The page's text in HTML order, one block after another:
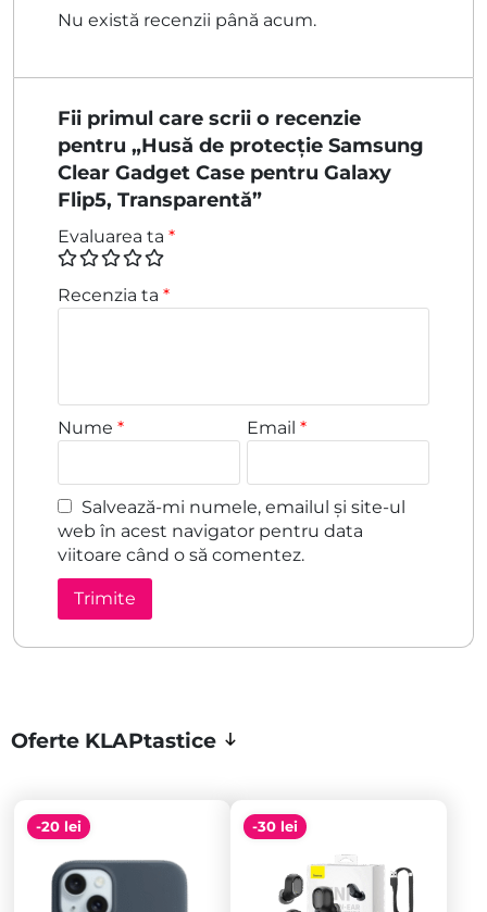
Nu există recenzii până acum.
Fii primul care scrii o recenzie
pentru „Husă de protecție Samsung
Clear Gadget Case pentru Galaxy
Flip5, Transparentă”
Evaluarea ta *
Recenzia ta *
Nume * Email*
Salvează-mi numele, emailul și site-ul
web în acest navigator pentru data
viitoare când o să comentez.
Oferte KLAPtastice
-20 lei -30 lei